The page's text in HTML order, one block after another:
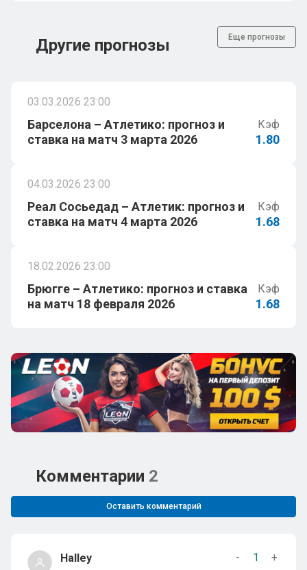
Другие прогнозы Еще прогнозы
03.03.2026 23:00
Барселона – Атлетико: прогноз и
ставка на матч 3 марта 2026
Кэф
1.80
04.03.2026 23:00
Реал Сосьедад – Атлетик: прогноз и
ставка на матч 4 марта 2026
Кэф
1.68
18.02.2026 23:00
Брюгге – Атлетико: прогноз и ставка
на матч 18 февраля 2026
Кэф
1.68
Комментарии 2
Оставить комментарий
Halley - 1
+